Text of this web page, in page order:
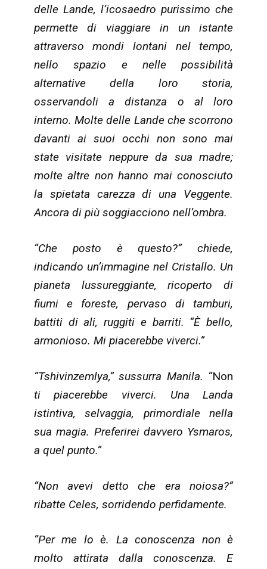
delle Lande, l’icosaedro purissimo che
permette di viaggiare in un istante
attraverso mondi lontani nel tempo,
nello spazio e nelle possibilità
alternative della loro storia,
osservandoli a distanza o al loro
interno. Molte delle Lande che scorrono
davanti ai suoi occhi non sono mai
state visitate neppure da sua madre;
molte altre non hanno mai conosciuto
la spietata carezza di una Veggente.
Ancora di più soggiacciono nell’ombra.
“Che posto è questo?” chiede,
indicando un’immagine nel Cristallo. Un
pianeta lussureggiante, ricoperto di
fiumi e foreste, pervaso di tamburi,
battiti di ali, ruggiti e barriti. “È bello,
armonioso. Mi piacerebbe viverci.”
“Tshivinzemlya,” sussurra Manila. “Non
ti piacerebbe viverci. Una Landa
istintiva, selvaggia, primordiale nella
sua magia. Preferirei davvero Ysmaros,
a quel punto.”
“Non avevi detto che era noiosa?”
ribatte Celes, sorridendo perfidamente.
“Per me lo è. La conoscenza non è
molto attirata dalla conoscenza. E